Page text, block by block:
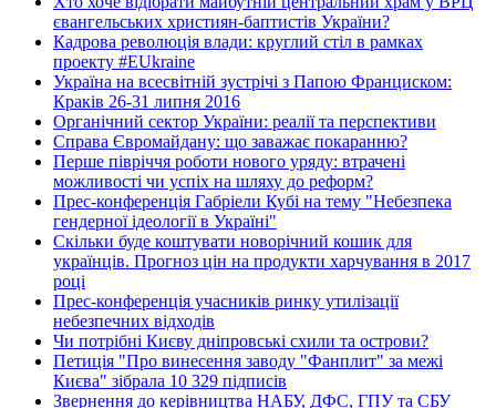
євангельських християн-баптистів України?
Кадрова революція влади: круглий стіл в рамках
проекту #EUkraine
Україна на всесвітній зустрічі з Папою Франциском:
Краків 26-31 липня 2016
Органічний сектор України: реалії та перспективи
Справа Євромайдану: що заважає покаранню?
Перше півріччя роботи нового уряду: втрачені
можливості чи успіх на шляху до реформ?
Прес-конференція Габріели Кубі на тему "Небезпека
гендерної ідеології в Україні"
Скільки буде коштувати новорічний кошик для
українців. Прогноз цін на продукти харчування в 2017
році
Прес-конференція учасників ринку утилізації
небезпечних відходів
Чи потрібні Києву дніпровські схили та острови?
Петиція "Про винесення заводу "Фанплит" за межі
Києва" зібрала 10 329 підписів
Звернення до керівництва НАБУ, ДФС, ГПУ та СБУ